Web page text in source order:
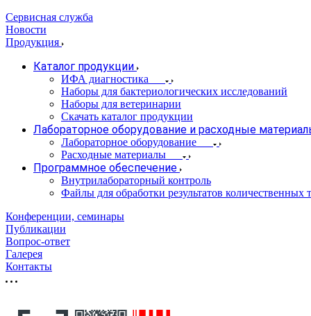
Сервисная служба
Новости
Продукция
Каталог продукции
ИФА диагностика
Наборы для бактериологических исследований
Наборы для ветеринарии
Скачать каталог продукции
Лабораторное оборудование и расходные
Лабораторное оборудование
Расходные материалы
Программное обеспечение
Внутрилабораторный контроль
Файлы для обработки результатов количественных
Конференции, семинары
Публикации
Вопрос-ответ
Галерея
Контакты